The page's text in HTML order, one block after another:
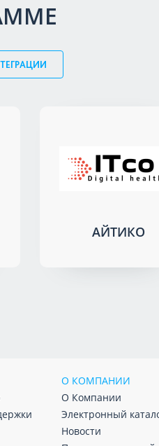
АЙТИКО
О КОМПАНИИ
О Компании
Электронный
Новости